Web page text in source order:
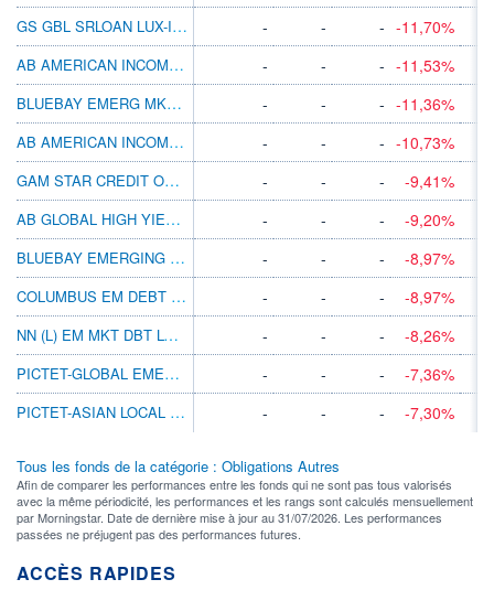
GS GBL SRLOAN LUX-I DISM JPY(HG I)
- - - -11,70%
AB AMERICAN INCOME BT AUD H
- - - -11,53%
BLUEBAY EMERG MKT LCL CCY BD I EUR (AID)
- - - -11,36%
AB AMERICAN INCOME BT CAD H
- - - -10,73%
GAM STAR CREDIT OPPS (GBP) GBP ACC
- - -
-9,41%
AB GLOBAL HIGH YIELD BT CAD H
- - -
-9,20%
BLUEBAY EMERGING MKT CORP BD R SEK
- - -
-8,97%
COLUMBUS EM DEBT INVESTMENT GRADE
- - -
-8,97%
NN (L) EM MKT DBT LC I CAP PLN H I
- - -
-8,26%
PICTET-GLOBAL EMERGING DEBT HI JPY
- - -
-7,36%
PICTET-ASIAN LOCAL CCY DEBT HP EUR
- - - -7,30%
Tous les fonds de la catégorie : Obligations Autres
Afin de comparer les performances entre les fonds qui ne sont pas tous valorisés
avec la même périodicité, les performances et les rangs sont calculés mensuellement
par Morningstar. Date de dernière mise à jour au 31/07/2026. Les performances
passées ne préjugent pas des performances futures.
ACCÈS RAPIDES